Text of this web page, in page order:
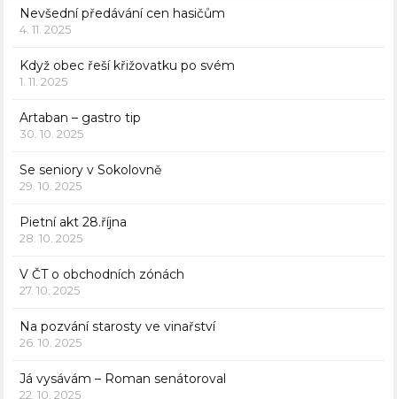
Nevšední předávání cen hasičům
4. 11. 2025
Když obec řeší křižovatku po svém
1. 11. 2025
Artaban – gastro tip
30. 10. 2025
Se seniory v Sokolovně
29. 10. 2025
Pietní akt 28.října
28. 10. 2025
V ČT o obchodních zónách
27. 10. 2025
Na pozvání starosty ve vinařství
26. 10. 2025
Já vysávám – Roman senátoroval
22. 10. 2025